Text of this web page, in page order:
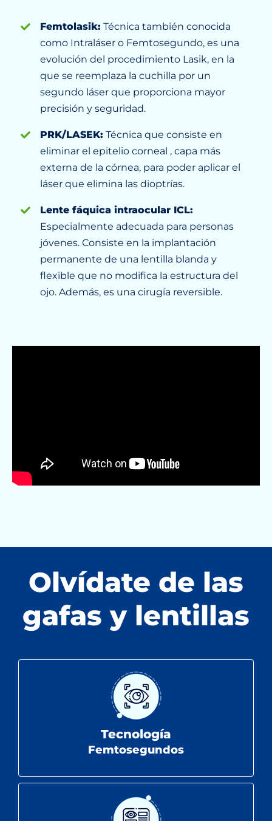
Femtolasik: Técnica también conocida
como Intraláser o Femtosegundo, es una
evolución del procedimiento Lasik, en la
que se reemplaza la cuchilla por un
segundo láser que proporciona mayor
precisión y seguridad.
PRK/LASEK: Técnica que consiste en
eliminar el epitelio corneal , capa más
externa de la córnea, para poder aplicar el
láser que elimina las dioptrías.
Lente fáquica intraocular ICL:
Especialmente adecuada para personas
jóvenes. Consiste en la implantación
permanente de una lentilla blanda y
flexible que no modifica la estructura del
ojo. Además, es una cirugía reversible.
Olvídate de las
gafas y lentillas
Tecnología
Femtosegundos